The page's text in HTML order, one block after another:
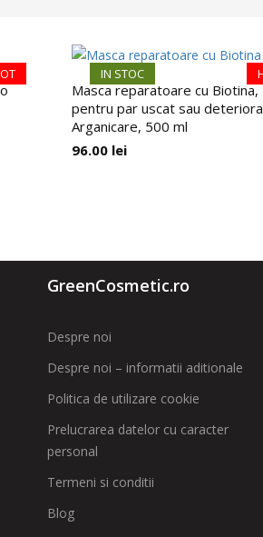
IN STOC
Masca reparatoare cu Biotina,
pentru par uscat sau
Arganicare, 500 ml
96.00 lei
GreenCosmetic.ro
Despre noi
Despre noi – informatii aditionale
Politica de utilizare cookie
Prelucrarea datelor cu caracter
personal
Termeni si conditii
Blog